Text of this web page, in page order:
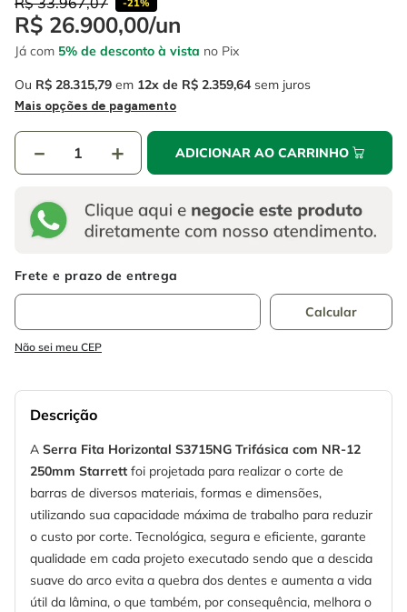
-21%
R$ 26.900,00/un
Já com 5% de desconto à vista no Pix
Ou R$ 28.315,79 em 12 R$ 2.359,64sem juros
Mais opções de pagamento
＋
－ ADICIONAR AO CARRINHO
Não sei meu CEP
Descrição
A Serra Fita Horizontal S3715NG Trifásica com NR-12
250mm Starrett foi projetada para realizar o corte de
barras de diversos materiais, formas e dimensões,
utilizando sua capacidade máxima de trabalho para reduzir
o custo por corte. Tecnológica, segura e eficiente, garante
qualidade em cada projeto executado sendo que a descida
suave do arco evita a quebra dos dentes e aumenta a vida
útil da lâmina, o que também, por consequência, melhora o